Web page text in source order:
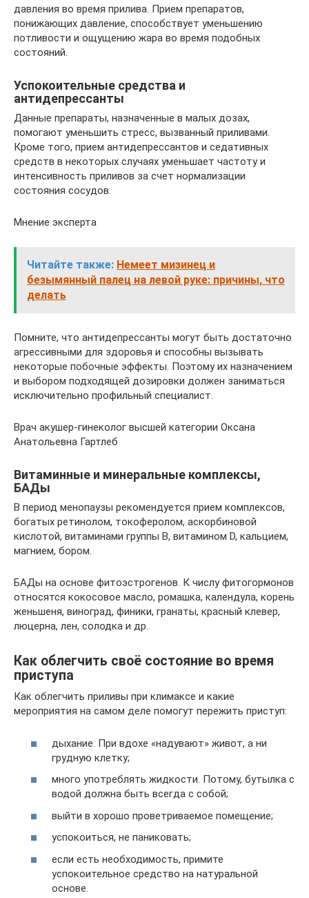
давления во время прилива. Прием препаратов,
понижающих давление, способствует уменьшению
потливости и ощущению жара во время подобных
состояний.
Успокоительные средства и
антидепрессанты
Данные препараты, назначенные в малых дозах,
помогают уменьшить стресс, вызванный приливами.
Кроме того, прием антидепрессантов и седативных
средств в некоторых случаях уменьшает частоту и
интенсивность приливов за счет нормализации
состояния сосудов.
Мнение эксперта
Читайте также: Немеет мизинец и
безымянный палец на левой руке: причины, что
делать
Помните, что антидепрессанты могут быть достаточно
агрессивными для здоровья и способны вызывать
некоторые побочные эффекты. Поэтому их назначением
и выбором подходящей дозировки должен заниматься
исключительно профильный специалист.
Врач акушер-гинеколог высшей категории Оксана
Анатольевна Гартлеб
Витаминные и минеральные комплексы,
БАДы
В период менопаузы рекомендуется прием комплексов,
богатых ретинолом, токоферолом, аскорбиновой
кислотой, витаминами группы В, витамином D, кальцием,
магнием, бором.
БАДы на основе фитоэстрогенов. К числу фитогормонов
относятся кокосовое масло, ромашка, календула, корень
женьшеня, виноград, финики, гранаты, красный клевер,
люцерна, лен, солодка и др.
Как облегчить своё состояние во время
приступа
Как облегчить приливы при климаксе и какие
мероприятия на самом деле помогут пережить приступ:
дыхание. При вдохе «надувают» живот, а ни
грудную клетку;
много употреблять жидкости. Потому, бутылка с
водой должна быть всегда с собой;
выйти в хорошо проветриваемое помещение;
успокоиться, не паниковать;
если есть необходимость, примите
успокоительное средство на натуральной
основе.